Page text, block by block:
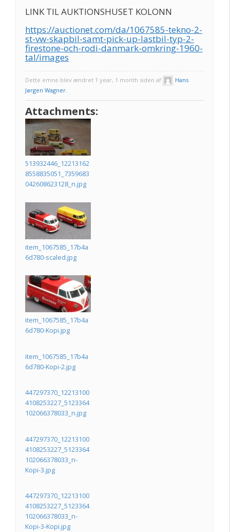
LINK TIL AUKTIONSHUSET KOLONN
https://auctionet.com/da/1067585-tekno-2-
st-vw-skapbil-samt-pick-up-lastbil-typ-2-
firestone-och-rodi-danmark-omkring-1960-
tal/images
Dette emne blev ændret 1 year, 1 month siden af
Hans
Jørgen Wagner.
Attachments:
513932446_12213162
8558835051_7359683
042608623128_n.jpg
item_1067585_17b4a
6d780-scaled.jpg
item_1067585_17b4a
6d780-Kopi.jpg
item_1067585_17b4a
6d780-Kopi-2.jpg
447297370_12213100
4108253227_5123364
102066378033_n.jpg
447297370_12213100
4108253227_5123364
102066378033_n-
Kopi-3.jpg
447297370_12213100
4108253227_5123364
102066378033_n-
Kopi-3-Kopi.jpg